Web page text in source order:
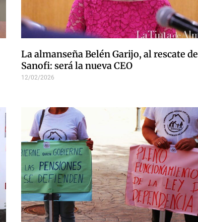
La almanseña Belén Garijo, al rescate de
Sanofi: será la nueva CEO
12/02/2026